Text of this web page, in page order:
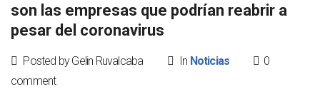
son las empresas que podrían reabrir a
pesar del coronavirus
Posted by Gelin Ruvalcaba In Noticias
0
comment